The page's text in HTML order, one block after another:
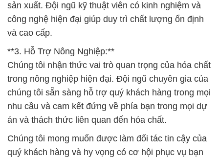
sản xuất. Đội ngũ kỹ thuật viên có kinh nghiệm và
công nghệ hiện đại giúp duy trì chất lượng ổn định
và cao cấp.
**3. Hỗ Trợ Nông Nghiệp:**
Chúng tôi nhận thức vai trò quan trọng của hóa chất
trong nông nghiệp hiện đại. Đội ngũ chuyên gia của
chúng tôi sẵn sàng hỗ trợ quý khách hàng trong mọi
nhu cầu và cam kết đứng về phía bạn trong mọi dự
án và thách thức liên quan đến hóa chất.
Chúng tôi mong muốn được làm đối tác tin cậy của
quý khách hàng và hy vọng có cơ hội phục vụ bạn